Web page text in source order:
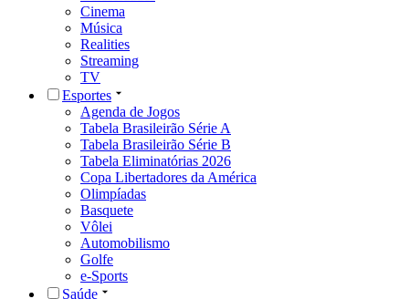
Cinema
Música
Realities
Streaming
TV
Esportes
Agenda de Jogos
Tabela Brasileirão Série A
Tabela Brasileirão Série B
Tabela Eliminatórias 2026
Copa Libertadores da América
Olimpíadas
Basquete
Vôlei
Automobilismo
Golfe
e-Sports
Saúde